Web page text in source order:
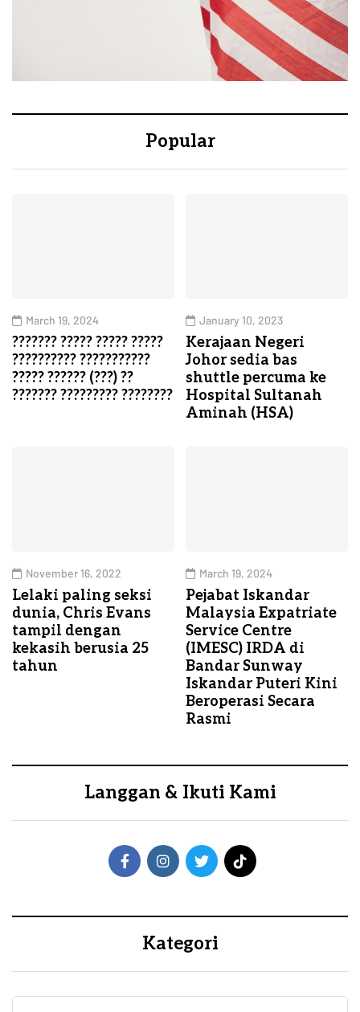
Popular
March 19, 2024
??????? ????? ????? ?????
?????????? ???????????
????? ?????? (???) ??
??????? ????????? ????????
January 10, 2023
Kerajaan Negeri
Johor sedia bas
shuttle percuma ke
Hospital Sultanah
Aminah (HSA)
November 16, 2022
Lelaki paling seksi
dunia, Chris Evans
tampil dengan
kekasih berusia 25
tahun
March 19, 2024
Pejabat Iskandar
Malaysia Expatriate
Service Centre
(IMESC) IRDA di
Bandar Sunway
Iskandar Puteri Kini
Beroperasi Secara
Rasmi
Langgan & Ikuti Kami
Kategori